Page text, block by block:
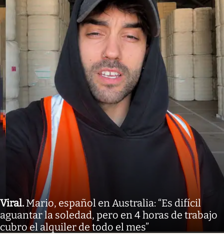
Viral. Mario, español en Australia: “Es difícil
aguantar la soledad, pero en 4 horas de trabajo
cubro el alquiler de todo el mes”